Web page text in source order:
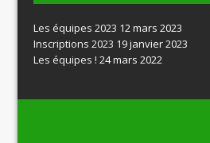
Les équipes 2023 12 mars 2023
Inscriptions 2023 19 janvier 2023
Les équipes ! 24 mars 2022